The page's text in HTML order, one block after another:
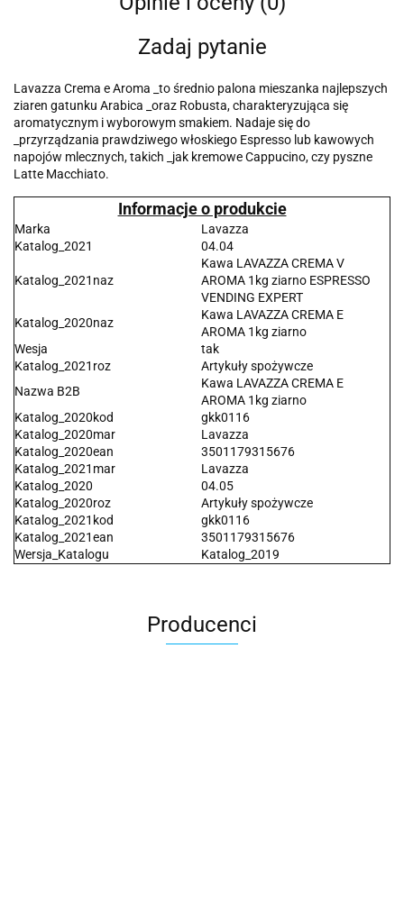
Zadaj pytanie
Lavazza Crema e Aroma _to średnio palona mieszanka najlepszych
ziaren gatunku Arabica _oraz Robusta, charakteryzująca się
aromatycznym i wyborowym smakiem. Nadaje się do
_przyrządzania prawdziwego włoskiego Espresso lub kawowych
napojów mlecznych, takich _jak kremowe Cappucino, czy pyszne
Latte Macchiato.
Informacje o produkcie
Marka
Lavazza
Katalog_2021
04.04
Katalog_2021naz
Kawa LAVAZZA CREMA V
AROMA 1kg ziarno ESPRESSO
VENDING EXPERT
Katalog_2020naz
Kawa LAVAZZA CREMA E
AROMA 1kg ziarno
Wesja
tak
Katalog_2021roz
Artykuły spożywcze
Nazwa B2B
Kawa LAVAZZA CREMA E
AROMA 1kg ziarno
Katalog_2020kod
gkk0116
Katalog_2020mar
Lavazza
Katalog_2020ean
3501179315676
Katalog_2021mar
Lavazza
Katalog_2020
04.05
Katalog_2020roz
Artykuły spożywcze
Katalog_2021kod
gkk0116
Katalog_2021ean
3501179315676
Wersja_Katalogu
Katalog_2019
Producenci